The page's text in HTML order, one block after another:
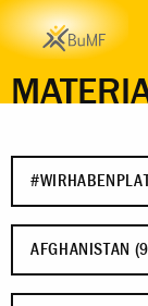
AFGHANISTAN